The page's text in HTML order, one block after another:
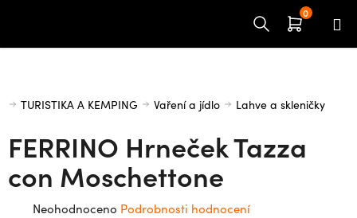
Domů
TURISTIKA A KEMPING Vaření a jídlo Lahve a skleničky
FERRINO Hrneček Tazza
con Moschettone
Průměrné
Neohodnoceno Podrobnosti hodnocení